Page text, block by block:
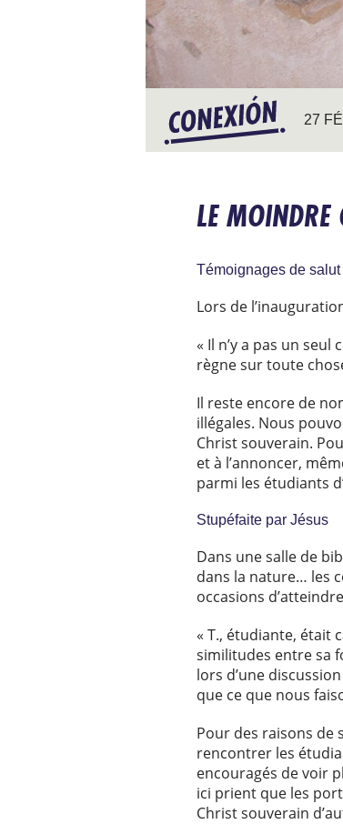
27
LE MOINDRE
Témoignages de
Lors de
« Il n’y a pas un
règne sur toute
Il reste encore de
illégales. Nous
Christ souverain.
et à l’annoncer,
parmi les étudiants
Stupéfaite par Jésus
Dans une salle de
dans la nature… les
occasions
« T., étudiante, était
similitudes entre sa
lors d’une
que ce que nous
Pour des raisons de
rencontrer les
encouragés de voir
ici prient que les
Christ souverain